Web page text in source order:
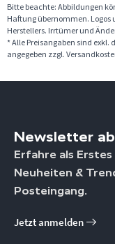
Bitte beachte: Abbildungen
Haftung übernommen. Logos
Herstellers. Irrtümer und
* Alle Preisangaben sind exkl.
angegeben zzgl.
Newsletter
Erfahre als
Neuheiten &
Posteingang.
Jetzt anmelden